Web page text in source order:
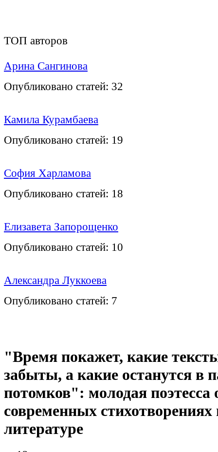
ТОП авторов
Арина Сангинова
Опубликовано статей: 32
Камила Курамбаева
Опубликовано статей: 19
София Харламова
Опубликовано статей: 18
Елизавета Запорощенко
Опубликовано статей: 10
Александра Луккоева
Опубликовано статей: 7
"Время покажет, какие
забыты, а какие останутся в
потомков": молодая поэтесса
современных стихотворениях
литературе